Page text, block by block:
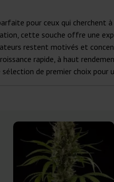
pour ceux qui cherchent
cette souche offre une
restent motivés et
rapide, à haut
de premier choix pour